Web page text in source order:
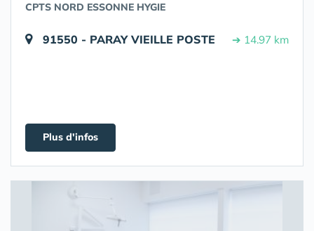
CPTS NORD ESSONNE HYGIE
91550 - PARAY VIEILLE POSTE ➔ 14.97 km
Plus d'infos